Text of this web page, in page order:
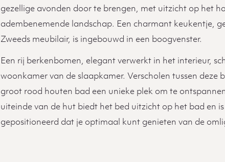
gezellige avonden door te brengen, met uitzicht op het
adembenemende landschap. Een charmant keukentje,
Zweeds meubilair, is ingebouwd in een boogvenster.
Een rij berkenbomen, elegant verwerkt in het interieur,
woonkamer van de slaapkamer. Verscholen tussen deze
groot rood houten bad een unieke plek om te
uiteinde van de hut biedt het bed uitzicht op het bad en is
gepositioneerd dat je optimaal kunt genieten van de